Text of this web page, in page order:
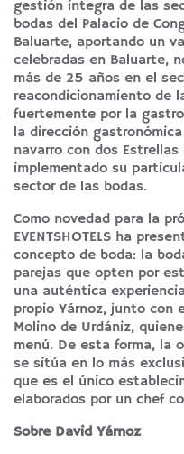
gestión íntegra de las
bodas del Palacio de
Baluarte, aportando un
celebradas en Baluarte,
más de 25 años en el
reacondicionamiento de
fuertemente por la
la dirección
navarro con dos
implementado su
sector de las bodas.
Como novedad para la
EVENTSHOTELS ha
concepto de boda: la
parejas que opten por
una auténtica
propio Yárnoz, junto con
Molino de Urdániz,
menú. De esta forma, la
se sitúa en lo más
que es el único
elaborados por un chef
Sobre David Yárnoz